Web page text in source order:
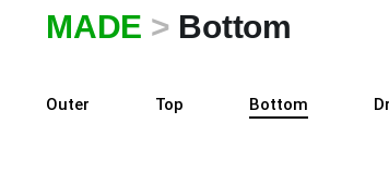
MADE > Bottom
Outer Top Bottom